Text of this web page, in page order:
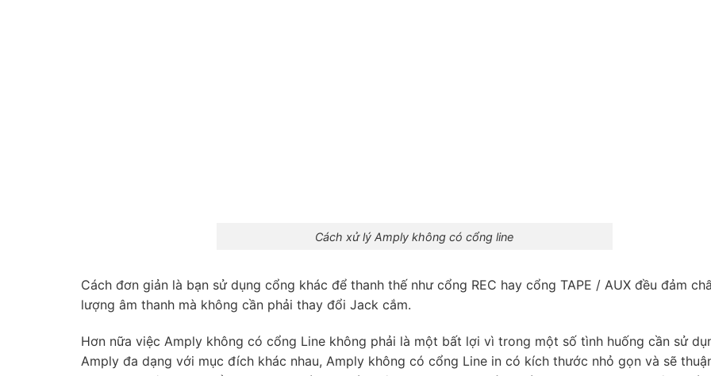
Cách xử lý Amply không có cổng line
Cách đơn giản là bạn sử dụng cổng khác để thanh thế như cổng REC hay cổng TAPE / AUX đều đảm
lượng âm thanh mà không cần phải thay đổi Jack cắm.
Hơn nữa việc Amply không có cổng Line không phải là một bất lợi vì trong một số tình huống cần sử
Amply đa dạng với mục đích khác nhau, Amply không có cổng Line in có kích thước nhỏ gọn và sẽ